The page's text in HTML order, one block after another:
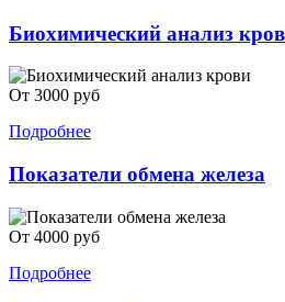
Биохимический анализ
От 3000 руб
Подробнее
Показатели обмена железа
От 4000 руб
Подробнее